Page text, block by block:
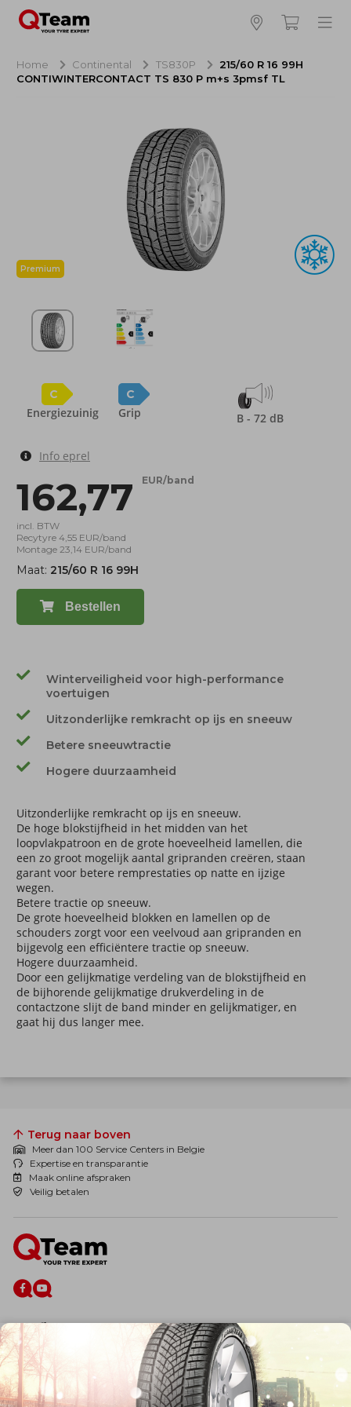
Hoeveel banden wilt u bestellen?
Totaal inclusief BTW:
Bestellen
Annuleren
Home Continental TS830P
215/60 R 16 99H
CONTIWINTERCONTACT TS 830 P m+s 3pmsf TL
Premium
C
Energiezuinig
C
Grip B - 72 dB
Info eprel
162,77 EUR/band
incl. BTW
Recytyre 4,55 EUR/band
Montage 23,14 EUR/band
Maat: 215/60 R 16 99H
Bestellen
Winterveiligheid voor high-performance
voertuigen
Uitzonderlijke remkracht op ijs en sneeuw
Betere sneeuwtractie
Hogere duurzaamheid
Uitzonderlijke remkracht op ijs en sneeuw.
De hoge blokstijfheid in het midden van het
loopvlakpatroon en de grote hoeveelheid lamellen, die
een zo groot mogelijk aantal gripranden creëren, staan
garant voor betere remprestaties op natte en ijzige
wegen.
Betere tractie op sneeuw.
De grote hoeveelheid blokken en lamellen op de
schouders zorgt voor een veelvoud aan gripranden en
bijgevolg een efficiëntere tractie op sneeuw.
Hogere duurzaamheid.
Door een gelijkmatige verdeling van de blokstijfheid en
de bijhorende gelijkmatige drukverdeling in de
contactzone slijt de band minder en gelijkmatiger, en
gaat hij dus langer mee.
Terug naar boven
Meer dan 100 Service Centers in Belgie
Expertise en transparantie
Maak online afspraken
Veilig betalen
De firma
Wie zijn wij?
Blog
Onze dienstverlening
Banden